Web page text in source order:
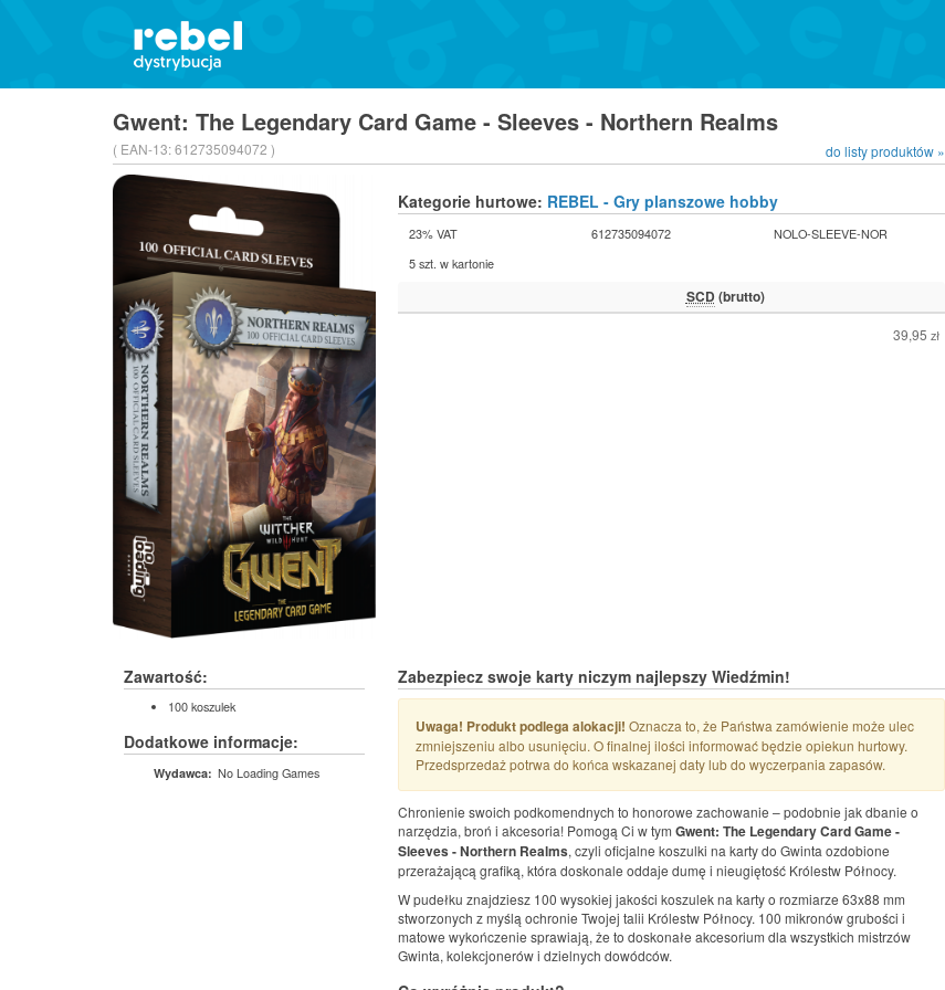
Gwent: The Legendary Card Game - Sleeves - Northern Realms
( EAN-13:612735094072 ) do listy produktów »
Kategorie hurtowe: REBEL - Gry planszowe hobby
23% VAT 612735094072
NOLO-SLEEVE-NOR
5 szt. w kartonie
SCD (brutto)
39,95 zł
Zawartość:
100 koszulek
Dodatkowe informacje:
Wydawca: No Loading Games
Zabezpiecz swoje karty niczym najlepszy Wiedźmin!
Uwaga! Produkt podlega alokacji! Oznacza to, że Państwa zamówienie może ulec
zmniejszeniu albo usunięciu. O finalnej ilości informować będzie opiekun hurtowy.
Przedsprzedaż potrwa do końca wskazanej daty lub do wyczerpania zapasów.
Chronienie swoich podkomendnych to honorowe zachowanie – podobnie jak dbanie o
narzędzia, broń i akcesoria! Pomogą Ci w tym Gwent: The Legendary Card Game -
Sleeves - Northern Realms, czyli oficjalne koszulki na karty do Gwinta ozdobione
przerażającą grafiką, która doskonale oddaje dumę i nieugiętość Królestw Północy.
W pudełku znajdziesz 100 wysokiej jakości koszulek na karty o rozmiarze 63x88 mm
stworzonych z myślą ochronie Twojej talii Królestw Północy. 100 mikronów grubości i
matowe wykończenie sprawiają, że to doskonałe akcesorium dla wszystkich mistrzów
Gwinta, kolekcjonerów i dzielnych dowódców.